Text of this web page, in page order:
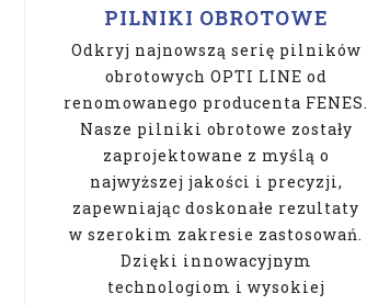
PILNIKI OBROTOWE
Odkryj najnowszą serię pilników
obrotowych OPTI LINE od
renomowanego producenta FENES.
Nasze pilniki obrotowe zostały
zaprojektowane z myślą o
najwyższej jakości i precyzji,
zapewniając doskonałe rezultaty
w szerokim zakresie zastosowań.
Dzięki innowacyjnym
technologiom i wysokiej